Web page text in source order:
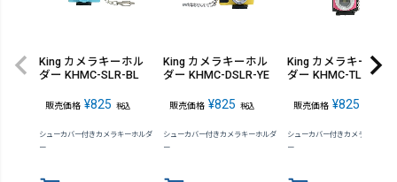
King カメラキーホル
ダー KHMC-SLR-BL
販売価格 ¥825 税込
シューカバー付きカメラキーホルダ
ー
King カメラキーホル
ダー KHMC-DSLR-YE
販売価格 ¥825 税込
シューカバー付きカメラキーホルダ
ー
King カメラキーホル
ダー KHMC-TLR-RD
販売価格 ¥825
シューカバー付きカメラキーホル
ー